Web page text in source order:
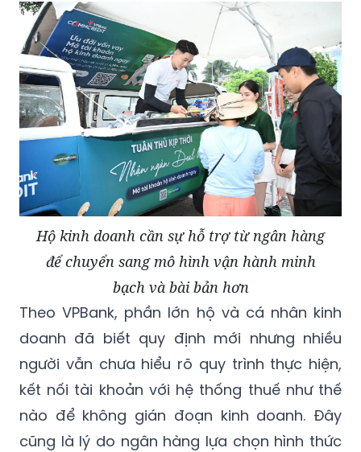
Hộ kinh doanh cần sự hỗ trợ từ ngân hàng
để chuyển sang mô hình vận hành minh
bạch và bài bản hơn
Theo VPBank, phần lớn hộ và cá nhân kinh
doanh đã biết quy định mới nhưng nhiều
người vẫn chưa hiểu rõ quy trình thực hiện,
kết nối tài khoản với hệ thống thuế như thế
nào để không gián đoạn kinh doanh. Đây
cũng là lý do ngân hàng lựa chọn hình thức